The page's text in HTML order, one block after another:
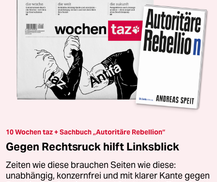
10 Wochen taz + Sachbuch „Autoritäre Rebellion“
Gegen Rechtsruck hilft Linksblick
Zeiten wie diese brauchen Seiten wie diese:
unabhängig, konzernfrei und mit klarer Kante gegen